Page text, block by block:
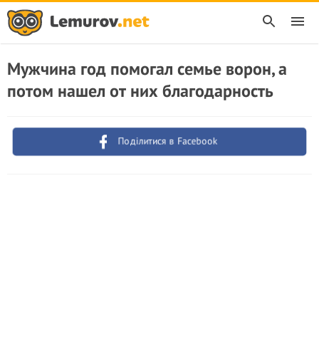
Мужчина год помогал семье ворон, а
потом нашел от них благодарность
Поділитися в Facebook